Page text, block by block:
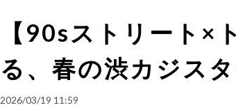
【90sストリート×
る、春の渋カジスタ
2026/03/19 11:59